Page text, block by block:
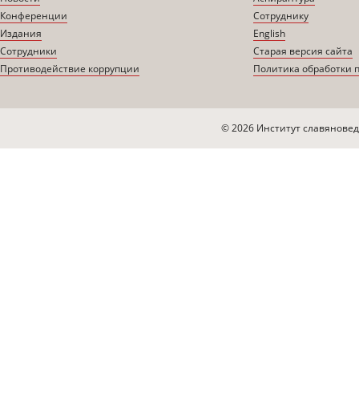
Конференции
Издания
Сотрудники
Противодействие коррупции
Сотруднику
English
Старая версия сайта
Политика обработки
© 2026 Институт